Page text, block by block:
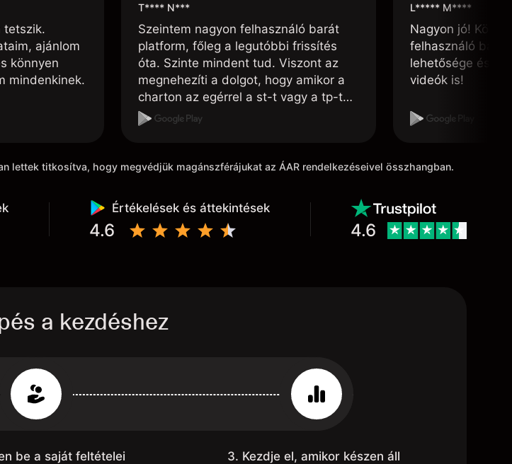
tetszik.
ajánlom
könnyen
mindenkinek.
T**** N***
Szeintem nagyon felhasználó barát
platform, főleg a legutóbbi frissítés
óta. Szinte mindent tud. Viszont az
megnehezíti a dolgot, hogy amikor a
charton az egérrel a st-t vagy a tp-t
akarom húzni, félúton vissza ugrik a
L***** M****
Nagyon jó!
felhasználó
lehetősége és,
videók is!
titkosítva, hogy megvédjük magánszférájukat az ÁAR rendelkezéseivel összhangban.
Értékelések és áttekintések
4.6 4.6
a kezdéshez
be a saját feltételei 3. Kezdje el, amikor készen áll